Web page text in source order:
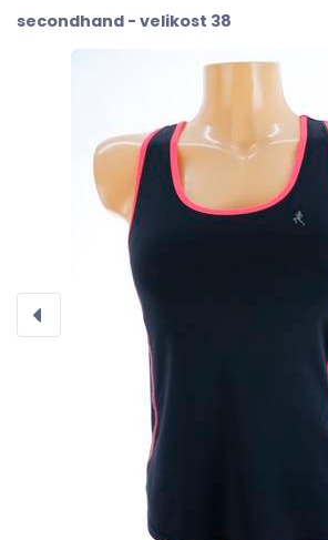
secondhand - velikost 38